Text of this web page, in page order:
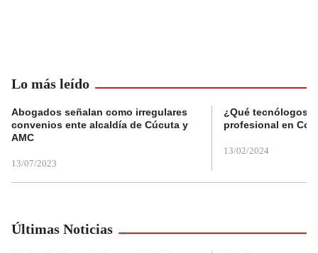
Lo más leído
Abogados señalan como irregulares
convenios ente alcaldía de Cúcuta y
AMC
13/07/2023
¿Qué tecnólogos
profesional en
13/02/2024
Últimas Noticias